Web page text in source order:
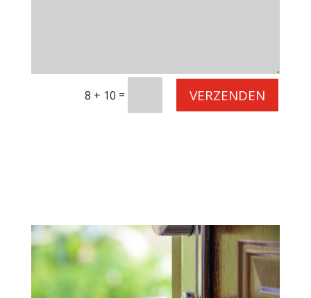
8 + 10 = VERZENDEN